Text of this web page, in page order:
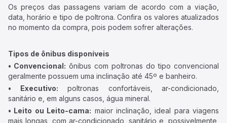
Os preços das passagens variam de acordo com a viação,
data, horário e tipo de poltrona. Confira os valores atualizados
no momento da compra, pois podem sofrer alterações.
Tipos de ônibus disponíveis
• Convencional: ônibus com poltronas do tipo convencional
geralmente possuem uma inclinação até 45º e banheiro.
• Executivo: poltronas confortáveis, ar-condicionado,
sanitário e, em alguns casos, água mineral.
• Leito ou Leito-cama: maior inclinação, ideal para viagens
mais longas, com ar-condicionado, sanitário e, possivelmente,